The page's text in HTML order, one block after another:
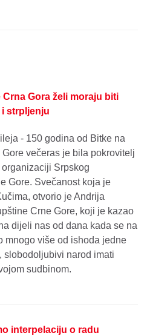
Gora želi moraju biti
strpljenju
- 150 godina od Bitke na
večeras je bila pokrovitelj
Srpskog
Gore. Svečanost koja je
otvorio je Andrija
Crne Gore, koji je kazao
dijeli nas od dana kada se na
mnogo više od ishoda jedne
slobodoljubivi narod imati
sudbinom.
interpelaciju o radu